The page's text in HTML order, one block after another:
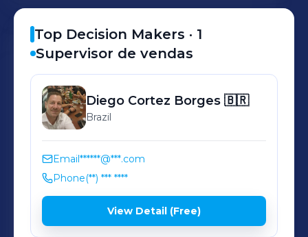
Top Decision Makers · 1
Supervisor de vendas
Diego Cortez Borges 🇧🇷
Brazil
Email******@***.com
Phone(**) *** ****
View Detail (Free)